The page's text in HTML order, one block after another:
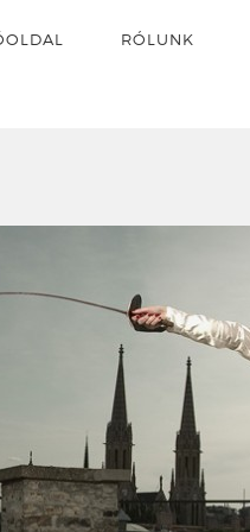
RÓLUNK